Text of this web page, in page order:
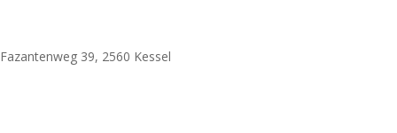
Fazantenweg 39, 2560 Kessel